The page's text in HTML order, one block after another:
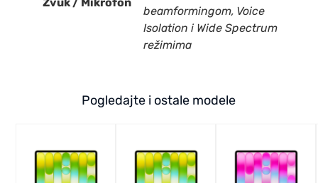
beamformingom, Voice
Isolation i Wide Spectrum
režimima
Pogledajte i ostale modele